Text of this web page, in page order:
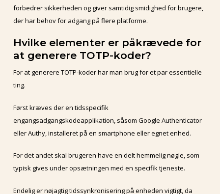
forbedrer sikkerheden og giver samtidig smidighed for brugere,
der har behov for adgang på flere platforme.
Hvilke elementer er påkrævede for
at generere TOTP-koder?
For at generere TOTP-koder har man brug for et par essentielle
ting.
Først kræves der en tidsspecifik
engangsadgangskodeapplikation, såsom Google Authenticator
eller Authy, installeret på en smartphone eller egnet enhed.
For det andet skal brugeren have en delt hemmelig nøgle, som
typisk gives under opsætningen med en specifik tjeneste.
Endelig er nøjagtig tidssynkronisering på enheden vigtigt, da